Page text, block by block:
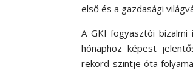
első és a gazdasági
A GKI fogyasztói bizalmi
hónaphoz képest
rekord szintje óta